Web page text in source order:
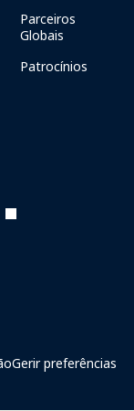
Parceiros
Globais
Patrocínios
Gerir preferências